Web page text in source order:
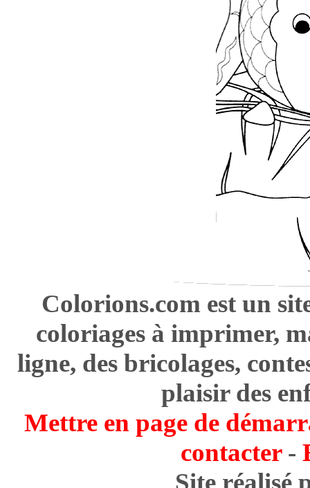
Colorions.com est un
coloriages à imprimer,
ligne, des bricolages,
plaisir des
Mettre en page de
contacter-
Site réalisé